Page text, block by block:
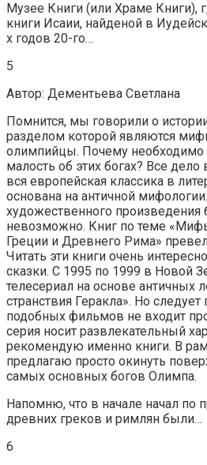
Музее Книги (или Храме Книги),
книги Исаии, найденой в
х годов 20-го…
5
Автор: Дементьева Светлана
Помнится, мы говорили о
разделом которой являются
олимпийцы. Почему необходимо
малость об этих богах? Все дело
вся европейская классика в
основана на античной
художественного произведения
невозможно. Книг по теме
Греции и Древнего Рима»
Читать эти книги очень
сказки. С 1995 по 1999 в Новой
телесериал на основе античных
странствия Геракла». Но
подобных фильмов не входит
серия носит развлекательный
рекомендую именно книги. В
предлагаю просто окинуть
самых основных богов Олимпа.
Напомню, что в начале начал по
древних греков и римлян были…
6